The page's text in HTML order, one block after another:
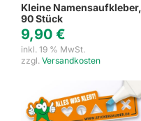
Kleine Namensaufkleber,
90 Stück
9,90 €
inkl. 19 % MwSt.
zzgl. Versandkosten